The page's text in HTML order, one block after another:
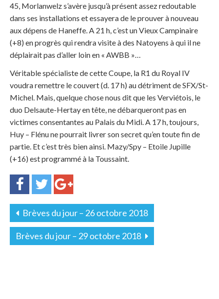
45, Morlanwelz s’avère jusqu’à présent assez redoutable
dans ses installations et essayera de le prouver à nouveau
aux dépens de Haneffe. A 21 h, c’est un Vieux Campinaire
(+8) en progrès qui rendra visite à des Natoyens à qui il ne
déplairait pas d’aller loin en « AWBB »…
Véritable spécialiste de cette Coupe, la R1 du Royal IV
voudra remettre le couvert (d. 17 h) au détriment de SFX/St-
Michel. Mais, quelque chose nous dit que les Verviétois, le
duo Delsaute-Hertay en tête, ne débarqueront pas en
victimes consentantes au Palais du Midi. A 17 h, toujours,
Huy – Flénu ne pourrait livrer son secret qu’en toute fin de
partie. Et c’est très bien ainsi. Mazy/Spy – Etoile Jupille
(+16) est programmé à la Toussaint.
Brèves du jour – 26 octobre 2018
Brèves du jour – 29 octobre 2018